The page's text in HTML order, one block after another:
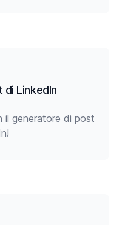
di LinkedIn
il generatore di post